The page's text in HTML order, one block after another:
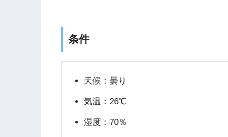
条件
天候：曇り
気温：26℃
湿度：70％